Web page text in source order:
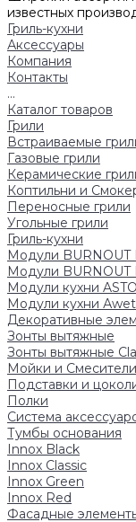
известных
Гриль-кухни
Аксессуары
Компания
Контакты
...
Каталог товаров
Грили
Встраиваемые
Газовые грили
Керамические
Коптильни и
Переносные грили
Угольные грили
Гриль-кухни
Модули BURNOUT
Модули BURNOUT
Модули кухни
Модули кухни Аwet
Декоративные
Зонты вытяжные
Зонты вытяжные
Мойки и Смесители
Подставки и
Полки
Система
Тумбы основания
Innox Black
Innox Classic
Innox Green
Innox Red
Фасадные